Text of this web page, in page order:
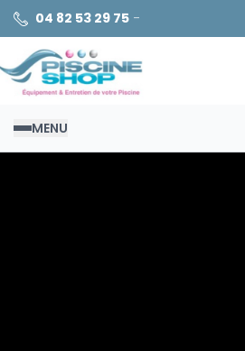
04 82 53 29 75 -
MENU